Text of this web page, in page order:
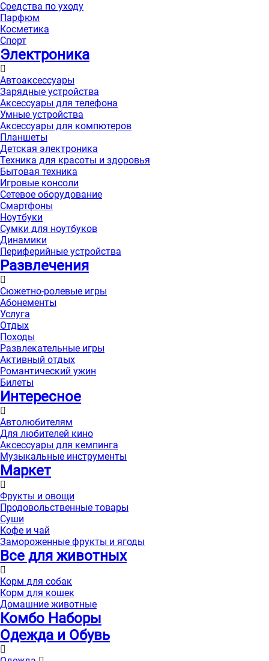
Средства по уходу
Парфюм
Косметика
Спорт
Электроника
Автоаксессуары
Зарядные устройства
Аксессуары для телефона
Умные устройства
Аксессуары для компютеров
Планшеты
Детская электроника
Техника для красоты и здоровья
Бытовая техника
Игровые консоли
Сетевое оборудование
Смартфоны
Ноутбуки
Сумки для ноутбуков
Динамики
Периферийные устройства
Развлечения
Сюжетно-ролевые игры
Абонементы
Услуга
Отдых
Походы
Развлекательные игры
Активный отдых
Романтический ужин
Билеты
Интересноe
Автолюбителям
Для любителей кино
Аксессуары для кемпинга
Музыкальные инструменты
Маркет
Фрукты и овощи
Продовольственные товары
Суши
Кофе и чай
Замороженные фрукты и ягоды
Все для животных
Корм для собак
Корм для кошек
Домашние животные
Комбо Наборы
Одежда и Обувь